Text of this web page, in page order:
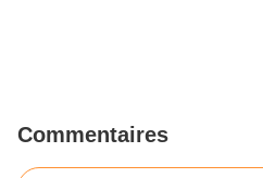
Commentaires